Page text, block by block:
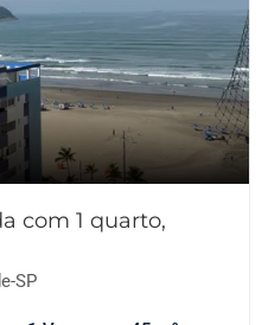
com 1 quarto,
SP